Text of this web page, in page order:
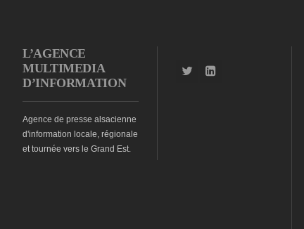
L’AGENCE
MULTIMEDIA
D’INFORMATION
Agence de presse alsacienne
d'information locale, régionale
et tournée vers le Grand Est.